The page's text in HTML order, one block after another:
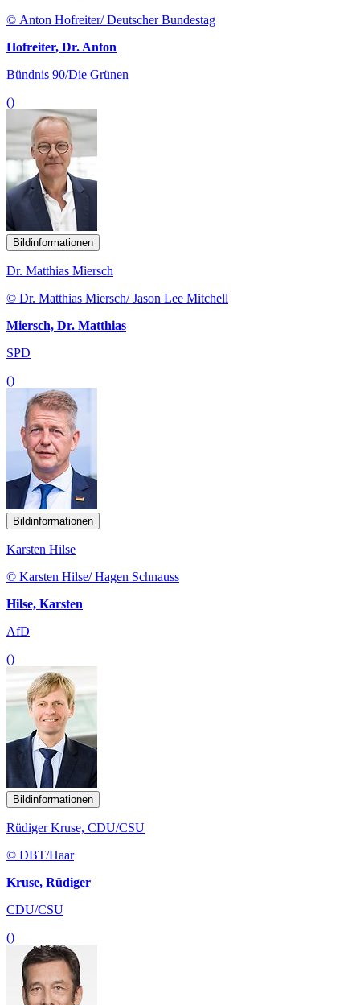
© Anton Hofreiter/ Deutscher Bundestag
Hofreiter, Dr. Anton
Bündnis 90/Die Grünen
()
Bildinformationen
Dr. Matthias Miersch
© Dr. Matthias Miersch/ Jason Lee Mitchell
Miersch, Dr. Matthias
SPD
()
Bildinformationen
Karsten Hilse
© Karsten Hilse/ Hagen Schnauss
Hilse, Karsten
AfD
()
Bildinformationen
Rüdiger Kruse, CDU/CSU
© DBT/Haar
Kruse, Rüdiger
CDU/CSU
()